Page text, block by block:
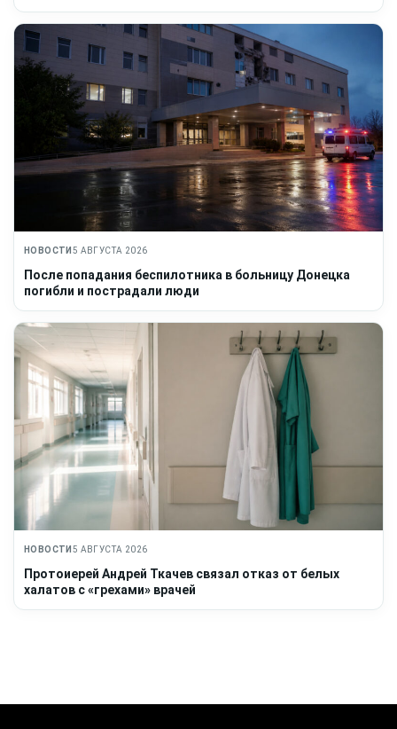
НОВОСТИ 5 АВГУСТА 2026
После попадания беспилотника в больницу Донецка
погибли и пострадали люди
НОВОСТИ 5 АВГУСТА 2026
Протоиерей Андрей Ткачев связал отказ от белых
халатов с «грехами» врачей